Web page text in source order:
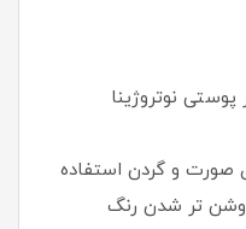
نوتروژینا
2 بار بر روی صورت و گردن استفاده
تر شدن رنگ